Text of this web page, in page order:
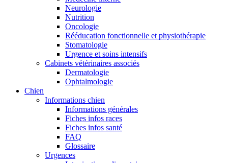
Neurologie
Nutrition
Oncologie
Rééducation fonctionnelle et physiothérapie
Stomatologie
Urgence et soins intensifs
Cabinets vétérinaires associés
Dermatologie
Ophtalmologie
Chien
Informations chien
Informations générales
Fiches infos races
Fiches infos santé
FAQ
Glossaire
Urgences